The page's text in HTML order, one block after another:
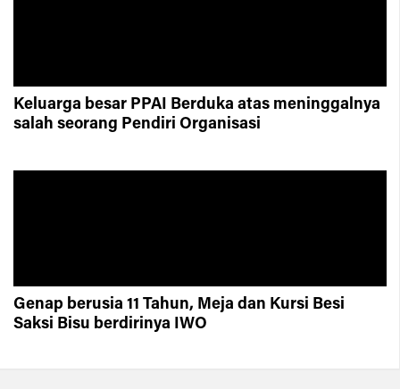
Keluarga besar PPAI Berduka atas meninggalnya
salah seorang Pendiri Organisasi
Genap berusia 11 Tahun, Meja dan Kursi Besi
Saksi Bisu berdirinya IWO